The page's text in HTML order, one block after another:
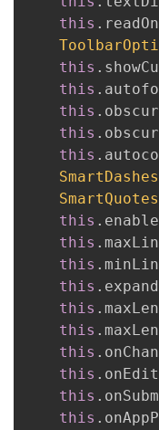
this .
this .
this .
this .
this .
this .
this .
this .
this .
this .
this .
this .
this .
this .
this .
this .